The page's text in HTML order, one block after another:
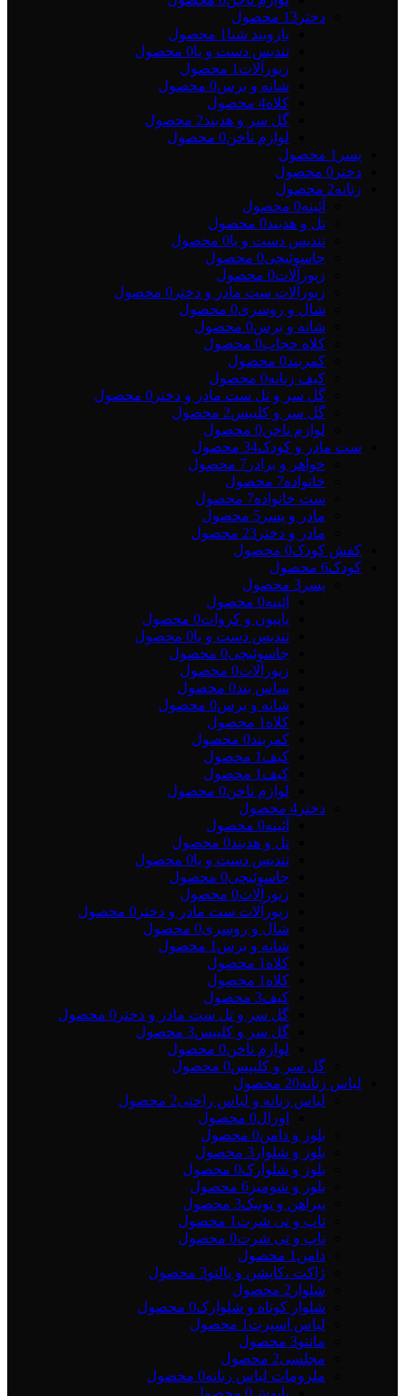
دختر 13 محصول
بازوبند شنا 1 محصول
تندیس دست و پا0 محصول
زیورآلات 1 محصول
شانه و برس0 محصول
کلاه4 محصول
گل سر و هدبند2 محصول
لوازم ناخن0 محصول
پسر 1 محصول
دختر 0 محصول
زنانه2 محصول
آئینه0 محصول
تل و هدبند0 محصول
تندیس دست و پا0 محصول
جاسوئیچی0 محصول
زیورآلات0 محصول
زیورآلات ست مادر و دختر 0 محصول
شال و روسری0 محصول
شانه و برس0 محصول
کلاه حجاب0 محصول
کمربند0 محصول
کیف زنانه0 محصول
گل سر و تل ست مادر و دختر 0 محصول
گل سر و کلیپس2 محصول
لوازم ناخن0 محصول
ست مادر و کودک34 محصول
خواهر و برادر 7 محصول
خانواده7 محصول
ست خانواده7 محصول
مادر و پسر 5 محصول
مادر و دختر 23 محصول
کفش کودک0 محصول
کودک6 محصول
پسر 3 محصول
آئینه0 محصول
پاپیون و کروات0 محصول
تندیس دست و پا0 محصول
جاسوئیچی0 محصول
زیورآلات0 محصول
ساس بند0 محصول
شانه و برس0 محصول
کلاه 1 محصول
کمربند0 محصول
کیف 1 محصول
کیف 1 محصول
لوازم ناخن0 محصول
دختر 4 محصول
آئینه0 محصول
تل و هدبند0 محصول
تندیس دست و پا0 محصول
جاسوئیچی0 محصول
زیورآلات0 محصول
زیورآلات ست مادر و دختر 0 محصول
شال و روسری0 محصول
شانه و برس 1 محصول
کلاه 1 محصول
کلاه 1 محصول
کیف3 محصول
گل سر و تل ست مادر و دختر 0 محصول
گل سر و کلیپس3 محصول
لوازم ناخن0 محصول
گل سر و کلیپس0 محصول
لباس زنانه20 محصول
لباس زنانه و لباس راحتی2 محصول
اورال0 محصول
بلوز و دامن0 محصول
بلوز و شلوار 3 محصول
بلوز و شلوارک0 محصول
بلوز و شومیز 6 محصول
پیراهن و تونیک3 محصول
تاپ و تی شرت 1 محصول
تاپ و تی شرت0 محصول
دامن 1 محصول
ژاکت ،کاپشن و پالتو3 محصول
شلوار 2 محصول
شلوار کوتاه و شلوارک0 محصول
لباس اسپرت 1 محصول
مانتو3 محصول
مجلسی2 محصول
ملزومات لباس زنانه0 محصول
پاپوش0 محصول